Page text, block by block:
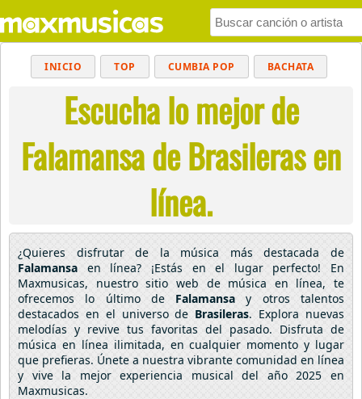
INICIO TOP CUMBIA POP BACHATA
POP MUSICA CRISTIANA REGGAETON
BALADAS ALTERNATIVO ELECTRÓNICA
CUMBIAS
Escucha lo mejor de
Falamansa de Brasileras en
línea.
¿Quieres disfrutar de la música más destacada de
Falamansa en línea? ¡Estás en el lugar perfecto! En
Maxmusicas, nuestro sitio web de música en línea, te
ofrecemos lo último de Falamansa y otros talentos
destacados en el universo de Brasileras. Explora nuevas
melodías y revive tus favoritas del pasado. Disfruta de
música en línea ilimitada, en cualquier momento y lugar
que prefieras. Únete a nuestra vibrante comunidad en línea
y vive la mejor experiencia musical del año 2025 en
Maxmusicas.